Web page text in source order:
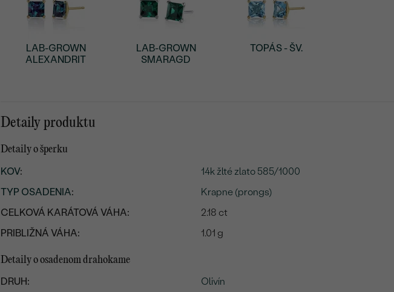
LAB-GROWN
ALEXANDRIT
LAB-GROWN
SMARAGD
TOPÁS - ŠV.
Detaily produktu
Detaily o šperku
KOV:
14k žlté zlato 585/1000
TYP OSADENIA:
Krapne (prongs)
CELKOVÁ KARÁTOVÁ VÁHA:
2.18 ct
PRIBLIŽNÁ VÁHA:
1.01 g
Detaily o osadenom drahokame
DRUH:
Olivín